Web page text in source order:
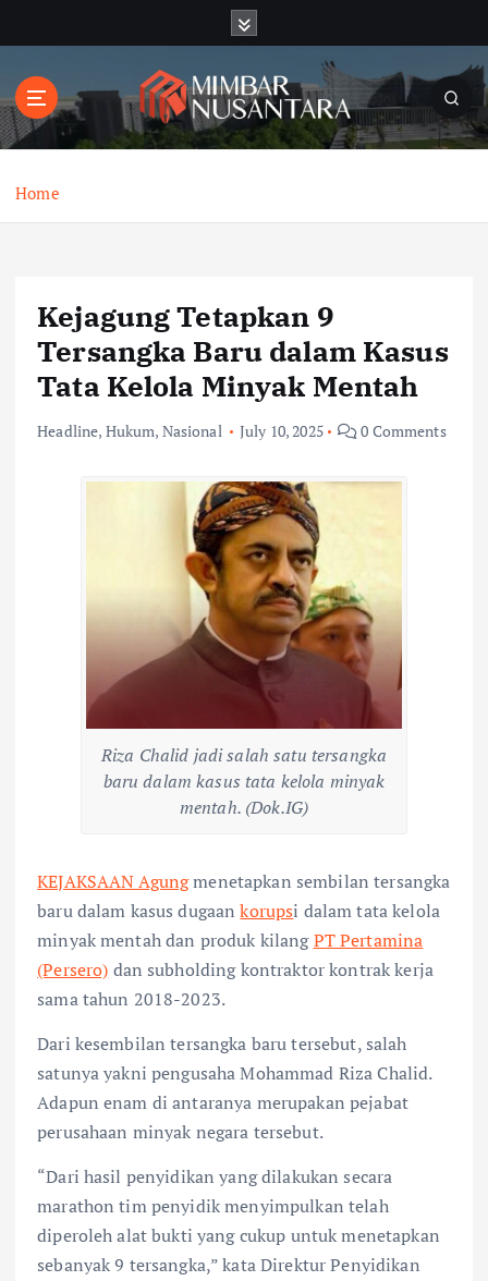
t
o
Home
Kejagung Tetapkan 9
Tersangka Baru dalam Kasus
Tata Kelola Minyak Mentah
Headline, Hukum, Nasional July 10, 2025 0 Comments
Riza Chalid jadi salah satu tersangka
baru dalam kasus tata kelola minyak
mentah. (Dok.IG)
KEJAKSAAN Agungmenetapkan sembilan tersangka
baru dalam kasus dugaankorupsi dalam tata kelola
minyak mentah dan produk kilangPT Pertamina
(Persero) dan subholding kontraktor kontrak kerja
sama tahun 2018-2023.
Dari kesembilan tersangka baru tersebut, salah
satunya yakni pengusaha Mohammad Riza Chalid.
Adapun enam di antaranya merupakan pejabat
perusahaan minyak negara tersebut.
“Dari hasil penyidikan yang dilakukan secara
marathon tim penyidik menyimpulkan telah
diperoleh alat bukti yang cukup untuk menetapkan
sebanyak 9 tersangka,” kata Direktur Penyidikan